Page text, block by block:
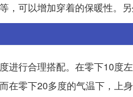
可以增加穿着的保暖性。
进行合理搭配。在零下10度
在零下20多度的气温下，上